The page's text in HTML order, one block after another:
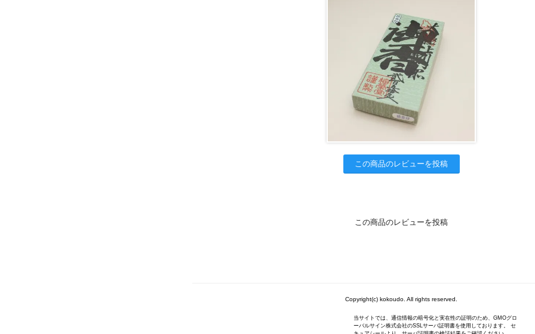
この商品のレビューを投稿
この商品のレビューを投稿
Copyright(c) kokoudo. All rights reserved.
当サイトでは、通信情報の暗号化と実在性の証明のため、GMOグロ
ーバルサイン株式会社のSSLサーバ証明書を使用しております。 セ